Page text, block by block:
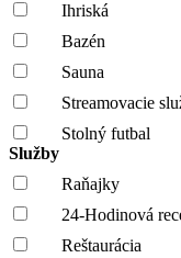
Ihriská
Bazén
Sauna
Streamovacie
Stolný futbal
Služby
Raňajky
24-Hodinová
Reštaurácia